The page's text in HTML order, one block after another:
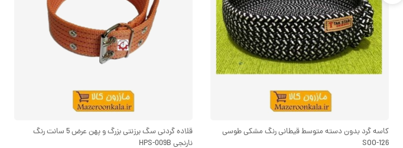
کاسه گرد بدون دسته متوسط قیطانی رنگ مشکی طوسی
SOO-126
قلاده گردنی سگ برزنتی بزرگ و پهن عرض 5 سانت رنگ
نارنجی HPS-009B